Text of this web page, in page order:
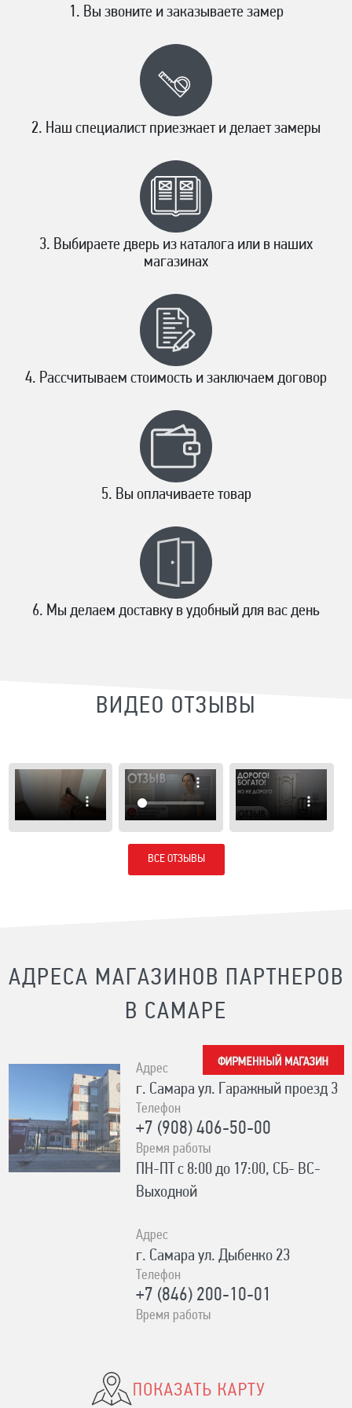
Вы звоните и заказываете замер
Наш специалист приезжает и делает замеры
Выбираете дверь из каталога или в наших
магазинах
Рассчитываем стоимость и заключаем договор
Вы оплачиваете товар
Мы делаем доставку в удобный для вас день
ВИДЕО ОТЗЫВЫ
ВСЕ ОТЗЫВЫ
АДРЕСА МАГАЗИНОВ ПАРТНЕРОВ
В САМАРЕ
Адрес
г. Самара ул. Гаражный проезд 3
Телефон
+7 (908) 406-50-00
Время работы
ПН-ПТ с 8:00 до 17:00, СБ- ВС-
Выходной
Адрес
г. Самара ул. Дыбенко 23
Телефон
+7 (846) 200-10-01
Время работы